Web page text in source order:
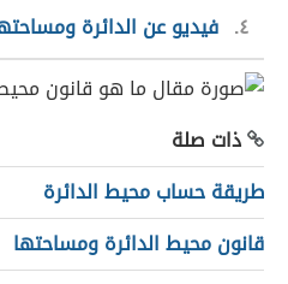
٤ فيديو عن الدائرة
ذات صلة
طريقة حساب محيط الدائرة
قانون محيط الدائرة ومساحتها